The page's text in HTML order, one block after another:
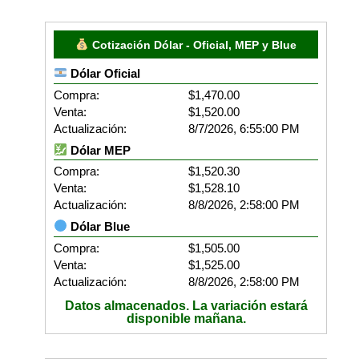
Cotización Dólar - Oficial, MEP y Blue
Dólar Oficial
Compra:
$1,470.00
Venta:
$1,520.00
Actualización:
8/7/2026, 6:55:00 PM
Dólar MEP
Compra:
$1,520.30
Venta:
$1,528.10
Actualización:
8/8/2026, 2:58:00 PM
Dólar Blue
Compra:
$1,505.00
Venta:
$1,525.00
Actualización:
8/8/2026, 2:58:00 PM
Datos almacenados. La variación estará
disponible mañana.